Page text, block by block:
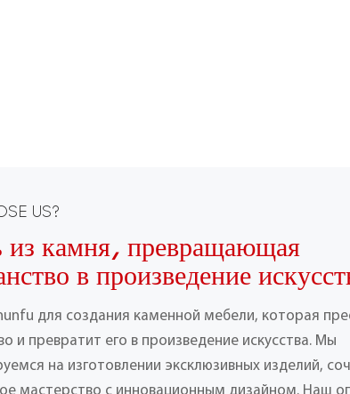
US?
из камня, превращающая
в произведение
для создания каменной мебели, которая
и превратит его в произведение искусства. Мы
на изготовлении эксклюзивных изделий,
мастерство с инновационным дизайном. Наш